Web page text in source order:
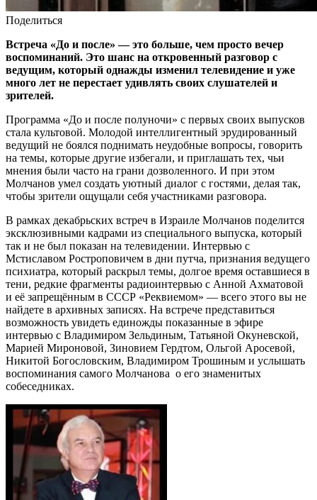
Поделиться
Встреча «До и после» — это больше, чем просто вечер
воспоминаний. Это шанс на откровенный разговор с
ведущим, который однажды изменил телевидение и уже
много лет не перестает удивлять своих слушателей и
зрителей.
Программа «До и после полуночи» с первых своих выпусков
стала культовой. Молодой интеллигентный эрудированный
ведущий не боялся поднимать неудобные вопросы, говорить
на темы, которые другие избегали, и приглашать тех, чьи
мнения были часто на грани дозволенного. И при этом
Молчанов умел создать уютный диалог с гостями, делая так,
чтобы зрители ощущали себя участниками разговора.
В рамках декабрьских встреч в Израиле Молчанов поделится
эксклюзивными кадрами из специального выпуска, который
так и не был показан на телевидении. Интервью с
Мстиславом Ростроповичем в дни путча, признания ведущего
психиатра, который раскрыл темы, долгое время оставшиеся в
тени, редкие фрагменты радиоинтервью с Анной Ахматовой
и её запрещённым в СССР «Реквиемом» — всего этого вы не
найдете в архивных записях. На встрече представиться
возможность увидеть единожды показанные в эфире
интервью с Владимиром Зельдиным, Татьяной Окуневской,
Марией Мироновой, Зиновием Гердтом, Ольгой Аросевой,
Никитой Богословским, Владимиром Трошиным и услышать
воспоминания самого Молчанова о его знаменитых
собеседниках.